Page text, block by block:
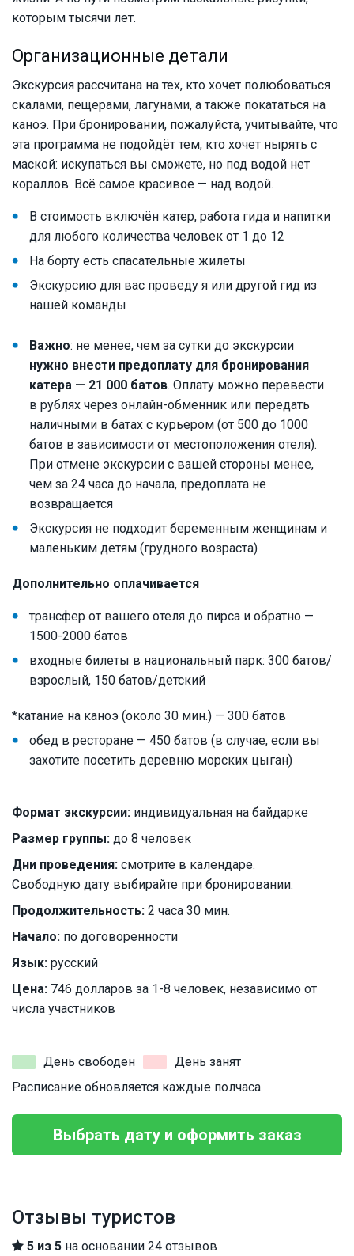
которым тысячи лет.
Организационные детали
Экскурсия рассчитана на тех, кто хочет полюбоваться
скалами, пещерами, лагунами, а также покататься на
каноэ. При бронировании, пожалуйста, учитывайте, что
эта программа не подойдёт тем, кто хочет нырять с
маской: искупаться вы сможете, но под водой нет
кораллов. Всё самое красивое — над водой.
В стоимость включён катер, работа гида и напитки
для любого количества человек от 1 до 12
На борту есть спасательные жилеты
Экскурсию для вас проведу я или другой гид из
нашей команды
Важно: не менее, чем за сутки до экскурсии
нужно внести предоплату для бронирования
катера — 21 000 батов. Оплату можно перевести
в рублях через онлайн-обменник или передать
наличными в батах с курьером (от 500 до 1000
батов в зависимости от местоположения отеля).
При отмене экскурсии с вашей стороны менее,
чем за 24 часа до начала, предоплата не
возвращается
Экскурсия не подходит беременным женщинам и
маленьким детям (грудного возраста)
Дополнительно оплачивается
трансфер от вашего отеля до пирса и обратно —
1500-2000 батов
входные билеты в национальный парк: 300 батов/
взрослый, 150 батов/детский
*катание на каноэ (около 30 мин.) — 300 батов
обед в ресторане — 450 батов (в случае, если вы
захотите посетить деревню морских цыган)
Формат экскурсии: индивидуальная на байдарке
Размер группы: до 8 человек
Дни проведения: смотрите в календаре.
Свободную дату выбирайте при бронировании.
Продолжительность: 2 часа 30 мин.
Начало: по договоренности
Язык: русский
Цена: 746 долларов за 1-8 человек, независимо от
числа участников
День свободен
День занят
Расписание обновляется каждые полчаса.
Выбрать дату и оформить заказ
Отзывы туристов
5 из 5 на основании 24 отзывов